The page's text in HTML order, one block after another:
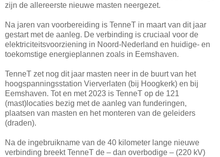
zijn de allereerste nieuwe masten neergezet.
Na jaren van voorbereiding is TenneT in maart van dit jaar
gestart met de aanleg. De verbinding is cruciaal voor de
elektriciteitsvoorziening in Noord-Nederland en huidige- en
toekomstige energieplannen zoals in Eemshaven.
TenneT zet nog dit jaar masten neer in de buurt van het
hoogspanningsstation Vierverlaten (bij Hoogkerk) en bij
Eemshaven. Tot en met 2023 is TenneT op de 121
(mast)locaties bezig met de aanleg van funderingen,
plaatsen van masten en het monteren van de geleiders
(draden).
Na de ingebruikname van de 40 kilometer lange nieuwe
verbinding breekt TenneT de – dan overbodige – (220 kV)